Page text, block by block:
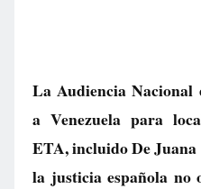
La Audiencia Nacional
a Venezuela para
ETA, incluido De
la justicia española no